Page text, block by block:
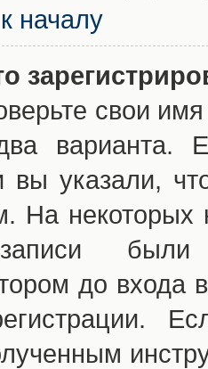
началу
свои
варианта.
вы указали,
На
были
до входа